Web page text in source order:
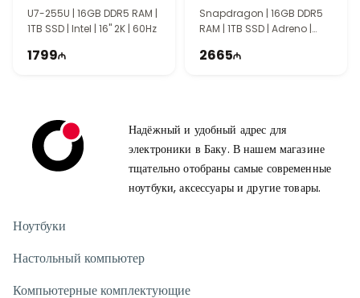
U7-255U | 16GB DDR5 RAM |
1TB SSD | Intel | 16" 2K | 60Hz
1799
90NB14Q2-M005E0
Snapdragon | 16GB DDR5
RAM | 1TB SSD | Adreno |
2665
Надёжный и удобный адрес для
электроники в Баку. В нашем магазине
тщательно отобраны самые современные
ноутбуки, аксессуары и другие товары.
Ноутбуки
Настольный компьютер
Компьютерные комплектующие